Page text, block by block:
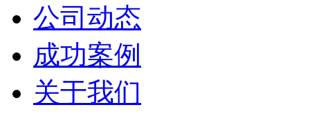
公司动态
成功案例
关于我们